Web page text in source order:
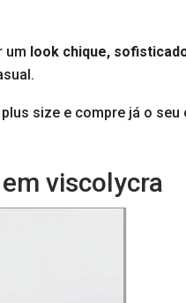
um look chique,
plus size e compre já o
viscolycra